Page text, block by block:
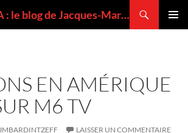
VOLCANMANIA : le blog de Jacques-Marie BARDINTZEFF, volcanologue
EN AMÉRIQUE
M6 TV
LAISSER UN COMMENTAIRE